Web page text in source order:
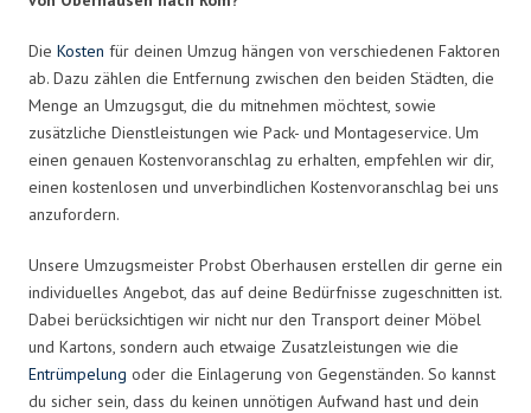
Die Kosten für deinen Umzug hängen von verschiedenen Faktoren
ab. Dazu zählen die Entfernung zwischen den beiden Städten, die
Menge an Umzugsgut, die du mitnehmen möchtest, sowie
zusätzliche Dienstleistungen wie Pack- und Montageservice. Um
einen genauen Kostenvoranschlag zu erhalten, empfehlen wir dir,
einen kostenlosen und unverbindlichen Kostenvoranschlag bei uns
anzufordern.
Unsere Umzugsmeister Probst Oberhausen erstellen dir gerne ein
individuelles Angebot, das auf deine Bedürfnisse zugeschnitten ist.
Dabei berücksichtigen wir nicht nur den Transport deiner Möbel
und Kartons, sondern auch etwaige Zusatzleistungen wie die
Entrümpelung oder die Einlagerung von Gegenständen. So kannst
du sicher sein, dass du keinen unnötigen Aufwand hast und dein